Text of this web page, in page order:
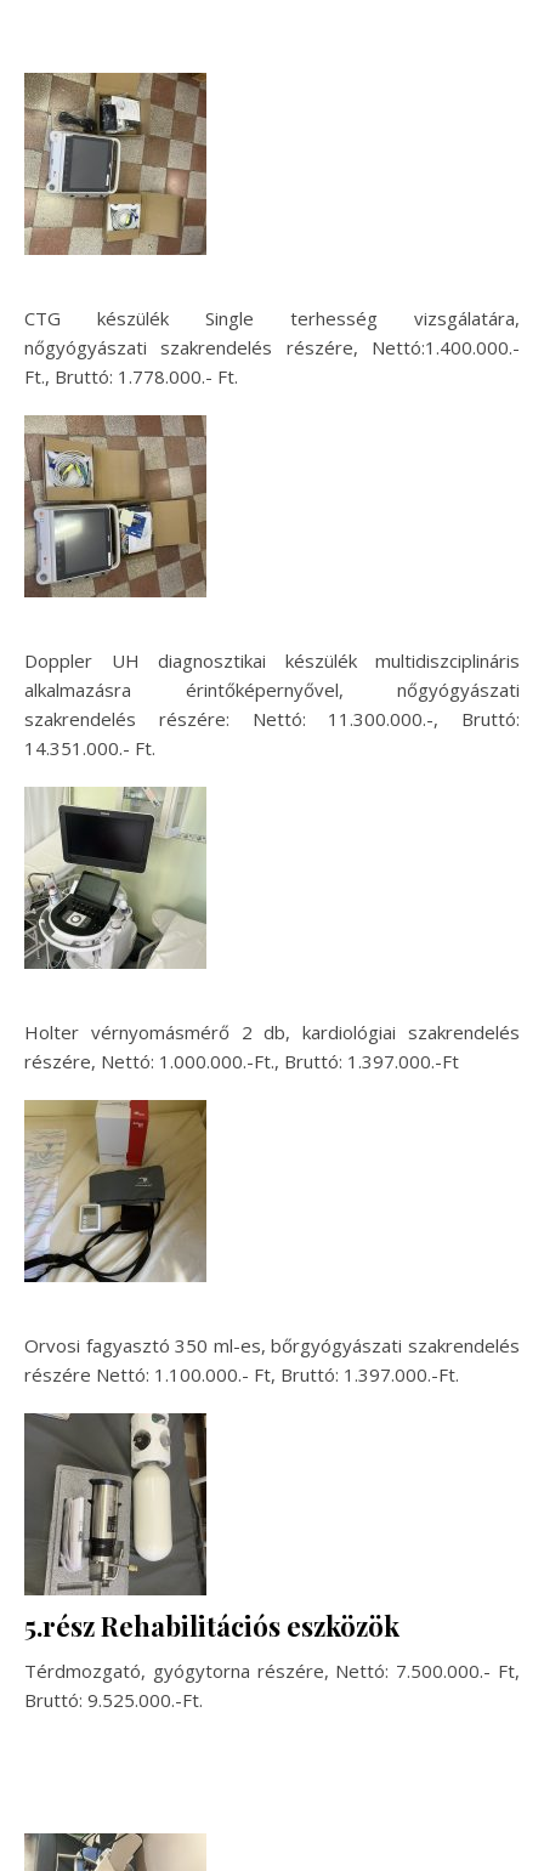
CTG készülék Single terhesség vizsgálatára,
nőgyógyászati szakrendelés részére, Nettó:1.400.000.-
Ft., Bruttó: 1.778.000.- Ft.
Doppler UH diagnosztikai készülék multidiszciplináris
alkalmazásra érintőképernyővel, nőgyógyászati
szakrendelés részére: Nettó: 11.300.000.-, Bruttó:
14.351.000.- Ft.
Holter vérnyomásmérő 2 db, kardiológiai szakrendelés
részére, Nettó: 1.000.000.-Ft., Bruttó: 1.397.000.-Ft
Orvosi fagyasztó 350 ml-es, bőrgyógyászati szakrendelés
részére Nettó: 1.100.000.- Ft, Bruttó: 1.397.000.-Ft.
5.rész Rehabilitációs eszközök
Térdmozgató, gyógytorna részére, Nettó: 7.500.000.- Ft,
Bruttó: 9.525.000.-Ft.